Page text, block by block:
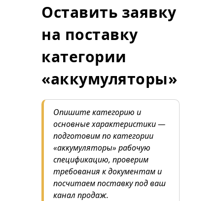
Оставить заявку
на поставку
категории
«аккумуляторы»
Опишите категорию и
основные характеристики —
подготовим по категории
«аккумуляторы» рабочую
спецификацию, проверим
требования к документам и
посчитаем поставку под ваш
канал продаж.